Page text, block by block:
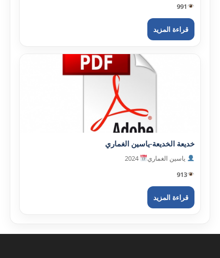
991
قراءة المزيد
خديعة الخديعة-ياسين الغماري
ياسين الغماري
2024
913
قراءة المزيد